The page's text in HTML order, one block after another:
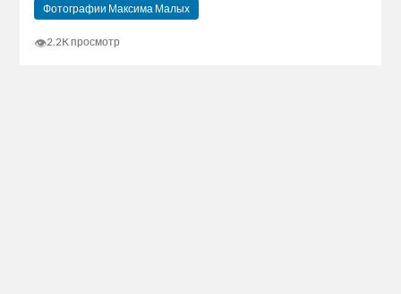
Фотографии Максима Малых
👁2.2K просмотр